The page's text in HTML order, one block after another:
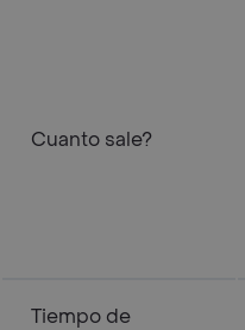
Cuanto sale?
Tiempo de